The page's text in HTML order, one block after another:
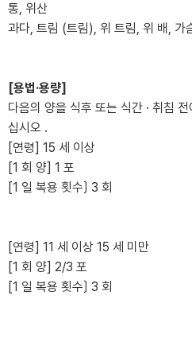
통, 위산
과다, 트림 (트림), 위 트림, 위 배, 가
[용법·용량]
다음의 양을 식후 또는 식간 · 취침
십시오 .
[연령] 15 세 이상
[1 회 양] 1 포
[1 일 복용 횟수〕 3 회
[연령] 11 세 이상 15 세 미만
[1 회 양] 2/3 포
[1 일 복용 횟수〕 3 회